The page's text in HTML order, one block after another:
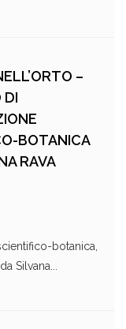
–
DI
BOTANICA
RAVA
botanica,
Silvana...